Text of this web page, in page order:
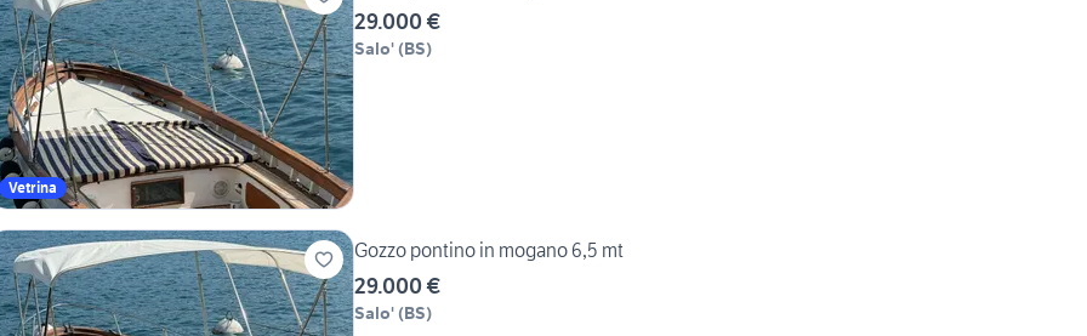
Vetrina
29.000 €
Salo' (BS)
Gozzo pontino in mogano 6,5 mt
29.000 €
Salo' (BS)